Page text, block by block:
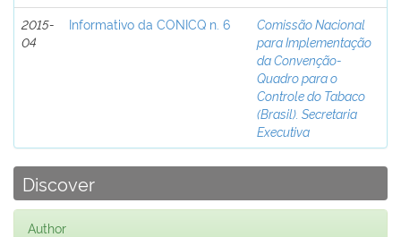
2015-
04
Informativo da CONICQ n. 6
Comissão Nacional
para Implementação
da Convenção-
Quadro para o
Controle do Tabaco
(Brasil). Secretaria
Executiva
Discover
Author